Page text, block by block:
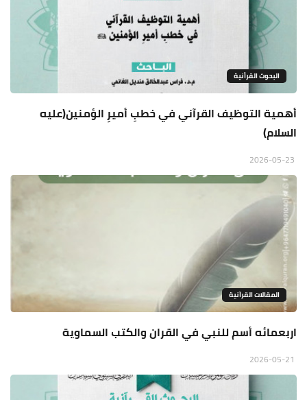
البحوث القرأنية
أهمية التوظيف القرآني في خطبِ أميرِ الؤمنين(عليه
السلام)
المقالات القراَنية
اربعمائه أسم للنبي في القران والكتب السماوية